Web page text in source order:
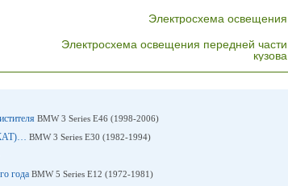
Электросхема освещения
Электросхема освещения передней части
кузова
BMW 3 Series E46 (1998-2006)
КАТ)… BMW 3 Series E30 (1982-1994)
года BMW 5 Series E12 (1972-1981)